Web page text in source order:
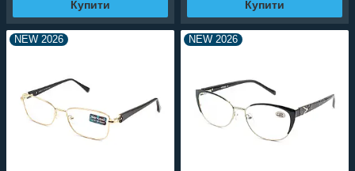
Купити Купити
NEW 2026 NEW 2026